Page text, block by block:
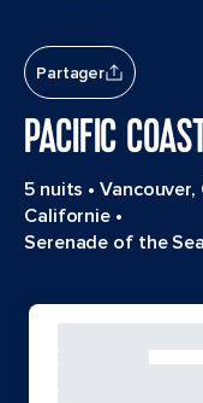
Partager
PACIFIC
5 nuits •
Californie •
Serenade of the